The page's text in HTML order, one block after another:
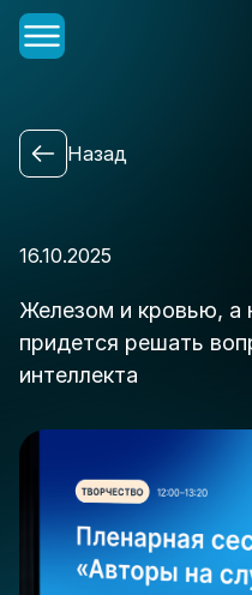
Главная
О Форуме
Программа
Новости
Контакты
Назад
16.10.2025
Железом и кровью, а
придется решать
интеллекта